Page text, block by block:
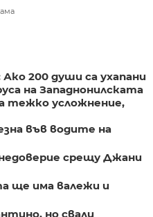
200 души са ухапани
на Западнонилската
тежко усложнение,
във водите на
срещу Джани
ще има валежи и
но свали